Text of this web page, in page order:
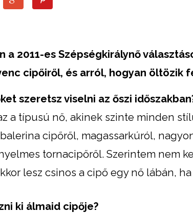
a 2011-es Szépségkirálynő
cipőiről, és arról, hogyan öltözik
szeretsz viselni az őszi
a típusú nő, akinek szinte minden
cipőről, magassarkúról,
tornacipőről. Szerintem nem
lesz csinos a cipő egy nő lábán,
ki álmaid cipője?